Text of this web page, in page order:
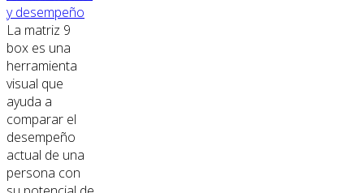
y desempeño
La matriz 9
box es una
herramienta
visual que
ayuda a
comparar el
desempeño
actual de una
persona con